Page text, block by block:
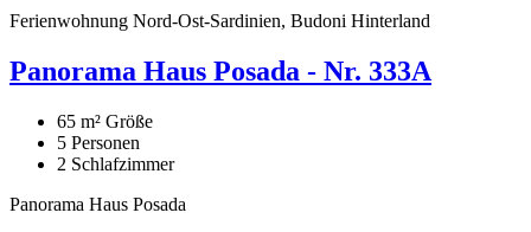
Ferienwohnung Nord-Ost-Sardinien, Budoni Hinterland
Panorama Haus Posada - Nr. 333A
65 m² Größe
5 Personen
2 Schlafzimmer
Panorama Haus Posada